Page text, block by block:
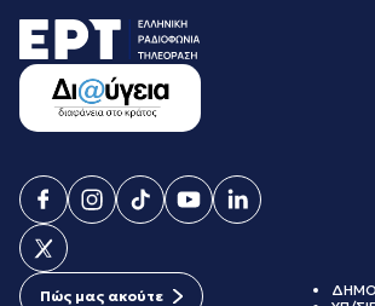
Πώς μας ακούτε